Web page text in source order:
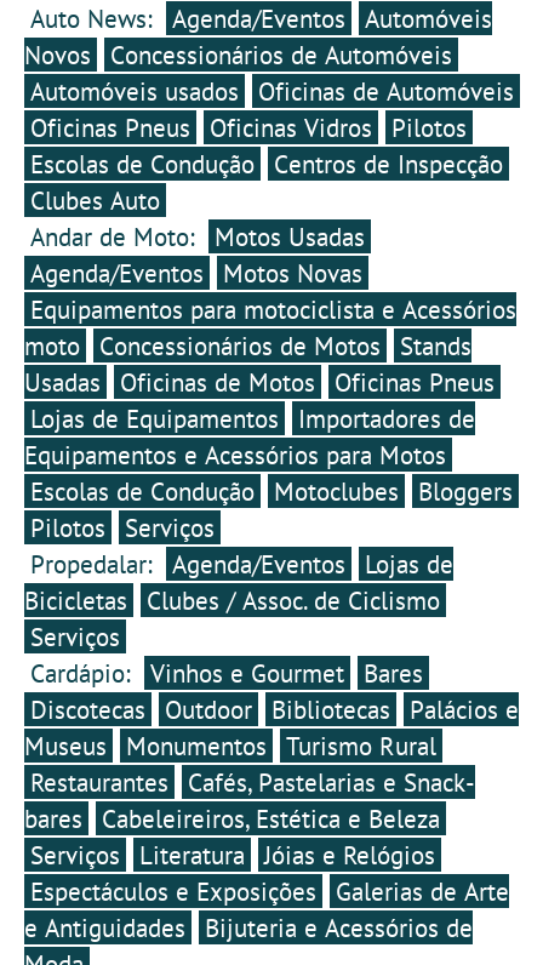
Auto News: Agenda/Eventos
Automóveis
Novos
Concessionários de Automóveis
Automóveis usados
Oficinas de Automóveis
Oficinas Pneus
Oficinas Vidros
Pilotos
Escolas de Condução
Centros de Inspecção
Clubes Auto
Andar de Moto:
Motos Usadas
Agenda/Eventos
Motos Novas
Equipamentos para motociclista e Acessórios
moto
Concessionários de Motos
Stands
Usadas
Oficinas de Motos
Oficinas Pneus
Lojas de Equipamentos
Importadores de
Equipamentos e Acessórios para Motos
Escolas de Condução
Motoclubes
Bloggers
Pilotos
Serviços
Propedalar: Agenda/Eventos
Lojas de
Bicicletas
Clubes / Assoc. de Ciclismo
Serviços
Cardápio: Vinhos e Gourmet
Bares
Discotecas
Outdoor Bibliotecas
Palácios e
Museus
Monumentos
Turismo Rural
Restaurantes
Cafés, Pastelarias e Snack-
bares
Cabeleireiros, Estética e Beleza
Serviços
Literatura
Jóias e Relógios
Espectáculos e Exposições
Galerias de Arte
e Antiguidades
Bijuteria e Acessórios de